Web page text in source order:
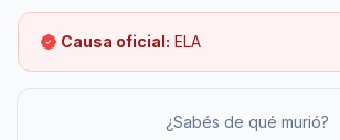
Causa oficial: ELA
¿Sabés de qué murió?